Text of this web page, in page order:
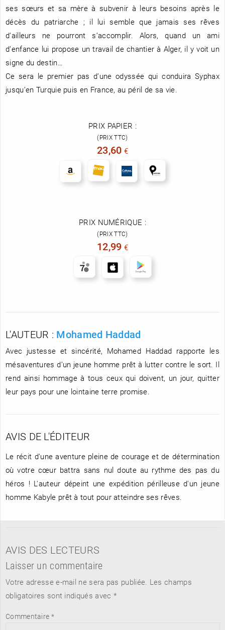
ses sœurs et sa mère à subvenir à leurs besoins après le
décès du patriarche ; il lui semble que jamais ses rêves
d’ailleurs ne pourront s’accomplir. Alors, quand un ami
d’enfance lui propose un travail de chantier à Alger, il y voit un
signe du destin…
Ce sera le premier pas d’une odyssée qui conduira Syphax
jusqu’en Turquie puis en France, au péril de sa vie.
PRIX PAPIER :
(PRIX TTC)
23,60 €
PRIX NUMÉRIQUE :
(PRIX TTC)
12,99 €
L'AUTEUR : Mohamed Haddad
Avec justesse et sincérité, Mohamed Haddad rapporte les
mésaventures d’un jeune homme prêt à lutter contre le sort. Il
rend ainsi hommage à tous ceux qui doivent, un jour, quitter
leur pays pour une lointaine terre promise.
AVIS DE L'ÉDITEUR
Le récit d'une aventure pleine de courage et de détermination
où votre cœur battra sans nul doute au rythme des pas du
héros ! L'auteur dépeint une expédition périlleuse d'un jeune
homme Kabyle prêt à tout pour atteindre ses rêves.
AVIS DES LECTEURS
Laisser un commentaire
Votre adresse e-mail ne sera pas publiée. Les champs
obligatoires sont indiqués avec *
Commentaire *